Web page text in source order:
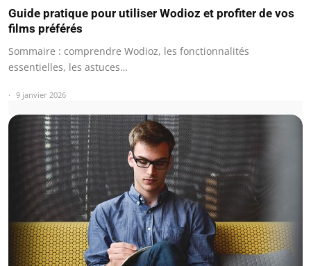
Guide pratique pour utiliser Wodioz et profiter de vos
films préférés
Sommaire : comprendre Wodioz, les fonctionnalités
essentielles, les astuces…
9 janvier 2026